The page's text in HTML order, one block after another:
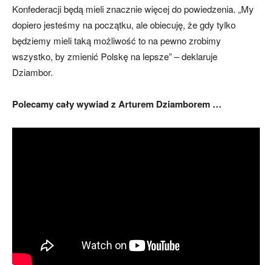
Konfederacji będą mieli znacznie więcej do powiedzenia. „My
dopiero jesteśmy na początku, ale obiecuję, że gdy tylko
będziemy mieli taką możliwość to na pewno zrobimy
wszystko, by zmienić Polskę na lepsze” – deklaruje
Dziambor.
Polecamy cały wywiad z Arturem Dziamborem …